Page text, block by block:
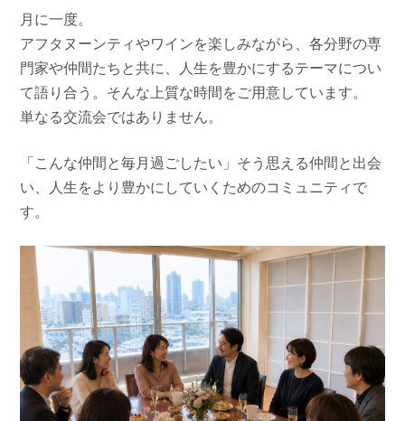
月に一度。
アフタヌーンティやワインを楽しみながら、各分野の専
門家や仲間たちと共に、人生を豊かにするテーマについ
て語り合う。そんな上質な時間をご用意しています。
単なる交流会ではありません。
「こんな仲間と毎月過ごしたい」そう思える仲間と出会
い、人生をより豊かにしていくためのコミュニティで
す。